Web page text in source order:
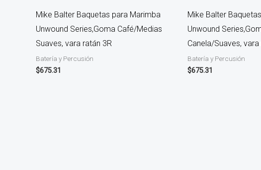
Mike Balter Baquetas para Marimba
Unwound Series,Goma Café/Medias
Suaves, vara ratán 3R
Batería y Percusión
$675.31
Mike Balter
Unwound
Canela/Suaves, vara
Batería y Percusión
$675.31